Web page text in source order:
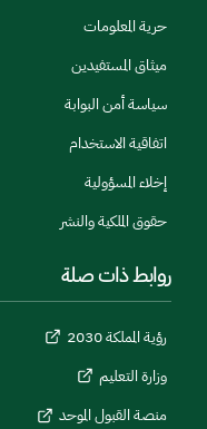
حرية المعلومات
ميثاق المستفيدين
سياسة أمن البوابة
اتفاقية الاستخدام
إخلاء المسؤولية
حقوق الملكية والنشر
روابط ذات صلة
رؤية المملكة 2030
وزارة التعليم
منصة القبول الموحد